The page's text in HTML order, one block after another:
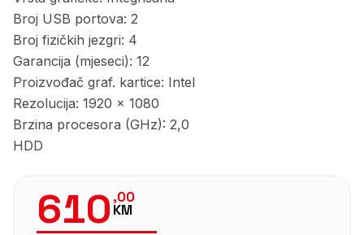
Broj USB portova: 2
Broj fizičkih jezgri: 4
Garancija (mjeseci): 12
Proizvođač graf. kartice: Intel
Rezolucija: 1920 x 1080
Brzina procesora (GHz): 2,0
HDD
610,00
KM